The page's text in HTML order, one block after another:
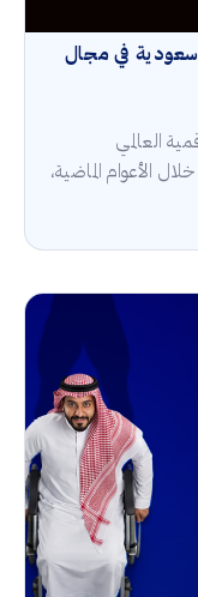
سعودية في مجال
العالمي
الأعوام الماضية،